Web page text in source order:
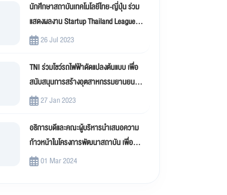
นักศึกษาสถาบันเทคโนโลยีไทย-ญี่ปุ่น ร่วม
แสดงผลงาน Startup Thailand League
202326 Jul 2023
TNI ร่วมโชว์รถไฟฟ้าดัดแปลงต้นแบบ เพื่อ
สนับสนุนการสร้างอุตสาหกรรมยานยนต์
ไฟฟ้าดัดแปลง (EV Conversion)
27 Jan 2023
อธิการบดีและคณะผู้บริหารนำเสนอความ
ก้าวหน้าในโครงการพัฒนาสถาบัน เพื่อขับ
เคลื่อน สถาบันเทคโนโลยีไทย-ญี่ปุ่น (TNI)
01 Mar 2024